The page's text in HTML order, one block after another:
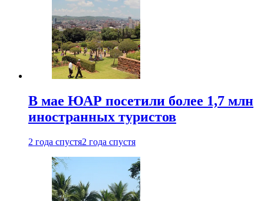
В мае ЮАР посетили более 1,7 млн
иностранных туристов
2 года спустя2 года спустя